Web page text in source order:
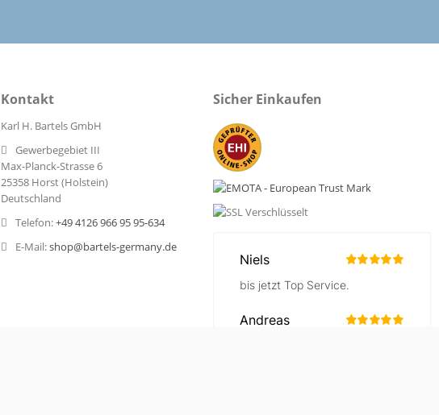
€ 26,40
Zum Produkt
inkl. MwSt.
Kontakt
Karl H. Bartels GmbH
Gewerbegebiet III
Max-Planck-Strasse 6
25358 Horst (Holstein)
Deutschland
Telefon:+49 4126 966 95 95-634
E-Mail:shop@bartels-germany.de
Sicher Einkaufen